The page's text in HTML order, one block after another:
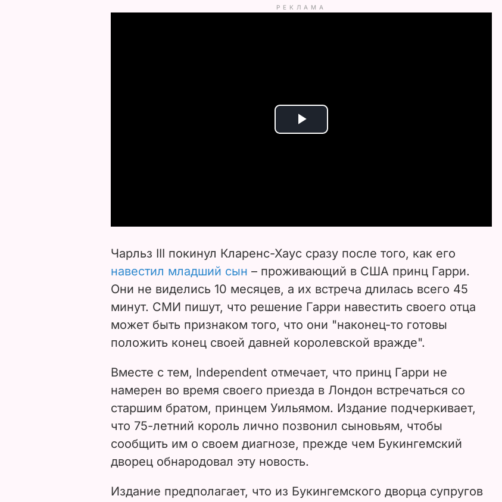
РЕКЛАМА
P
i
d
e
o
Чарльз III покинул Кларенс-Хаус сразу после того, как его
навестил младший сын – проживающий в США принц Гарри.
Они не виделись 10 месяцев, а их встреча длилась всего 45
минут. СМИ пишут, что решение Гарри навестить своего отца
может быть признаком того, что они "наконец-то готовы
положить конец своей давней королевской вражде".
Вместе с тем, Independent отмечает, что принц Гарри не
намерен во время своего приезда в Лондон встречаться со
старшим братом, принцем Уильямом. Издание подчеркивает,
что 75-летний король лично позвонил сыновьям, чтобы
сообщить им о своем диагнозе, прежде чем Букингемский
дворец обнародовал эту новость.
Издание предполагает, что из Букингемского дворца супругов